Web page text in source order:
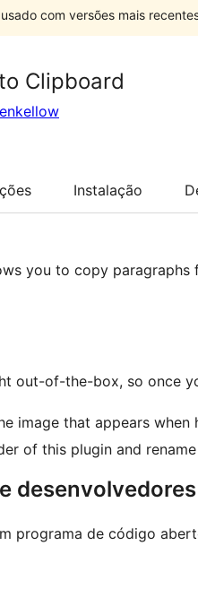
com versões mais
Clipboard
Instalação
you to copy
out-of-the-box, so once
image that appears
of this plugin and
desenvolvedores
programa de código